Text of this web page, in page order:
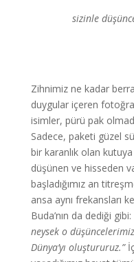
sizinle
Zihnimiz ne kadar
duygular içeren
isimler, pürü pak
Sadece, paketi güzel
bir karanlık olan
düşünen ve hisseden
başladığımız an
ansa aynı frekansları
Buda’nın da dediği gibi:
neysek o
Dünya’yı oluştururuz.”